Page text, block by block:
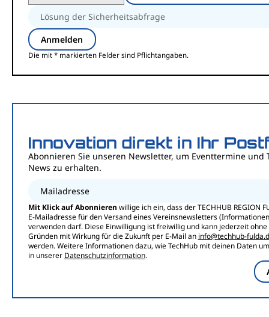
Die mit * markierten Felder sind Pflichtangaben.
Innovation direkt in Ihr
Abonnieren Sie unseren Newsletter, um Eventtermine und
News zu erhalten.
Mailadresse
Mit Klick auf Abonnieren willige ich ein, dass der TECHHUB REGION
E-Mailadresse für den Versand eines Vereinsnewsletters
verwenden darf. Diese Einwilligung ist freiwillig und kann jederzeit ohne
Gründen mit Wirkung für die Zukunft per E-Mail an info@techhub-
werden. Weitere Informationen dazu, wie TechHub mit deinen Daten
in unserer Datenschutzinformation.